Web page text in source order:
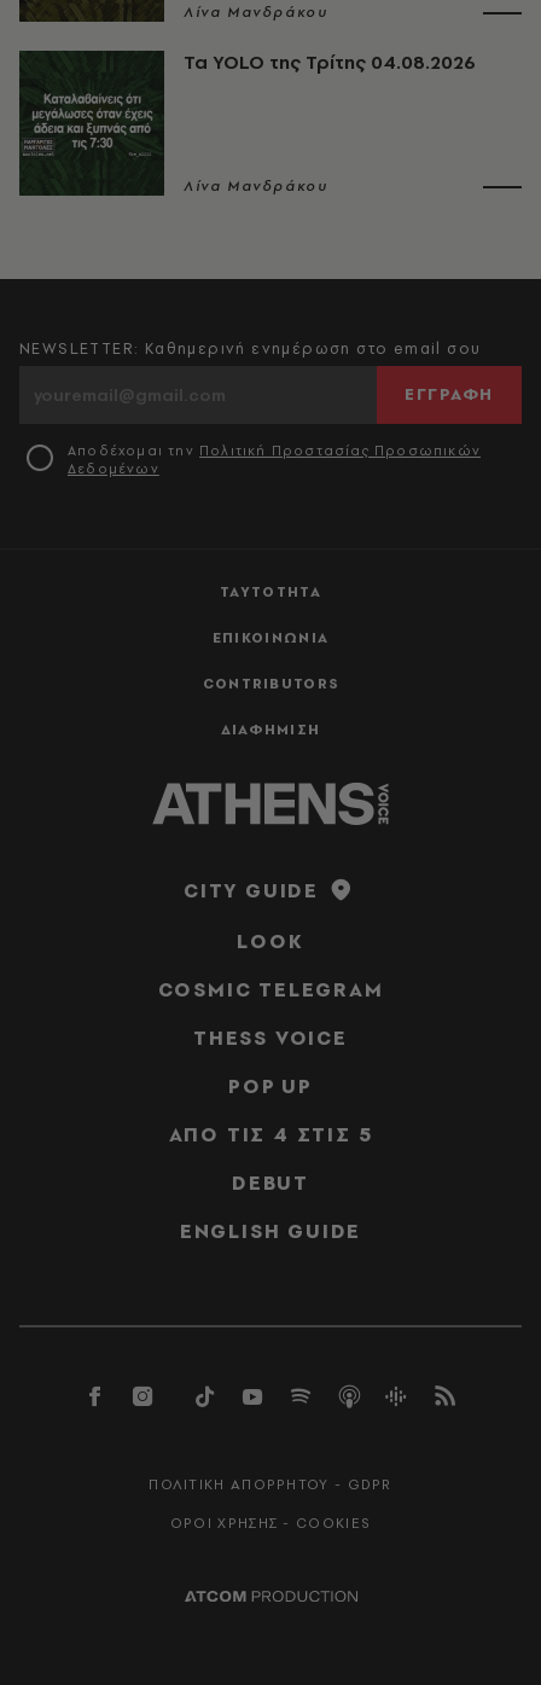
Λίνα Μανδράκου
Τα YOLO της Τρίτης 04.08.2026
Λίνα Μανδράκου
ΤΑΥΤΟΤΗΤΑ
ΕΠΙΚΟΙΝΩΝΙΑ
CONTRIBUTORS
ΔΙΑΦΗΜΙΣΗ
NEWSLETTER: Καθημερινή ενημέρωση στο email σου
ΕΓΓΡΑΦΗ
Αποδέχομαι την Πολιτική Προστασίας Προσωπικών
Δεδομένων
CITY GUIDE
LOOK
COSMIC TELEGRAM
THESS VOICE
POP UP
ΑΠΟ ΤΙΣ 4 ΣΤΙΣ 5
DEBUT
ENGLISH GUIDE
ΠΟΛΙΤΙΚΗ ΑΠΟΡΡΗΤΟΥ - GDPR
ΟΡΟΙ ΧΡΗΣΗΣ - COOKIES